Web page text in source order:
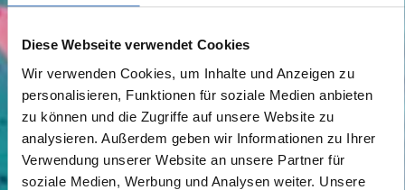
Diese Webseite verwendet Cookies
Wir verwenden Cookies, um Inhalte und Anzeigen zu
personalisieren, Funktionen für soziale Medien anbieten
zu können und die Zugriffe auf unsere Website zu
analysieren. Außerdem geben wir Informationen zu Ihrer
Verwendung unserer Website an unsere Partner für
soziale Medien, Werbung und Analysen weiter. Unsere